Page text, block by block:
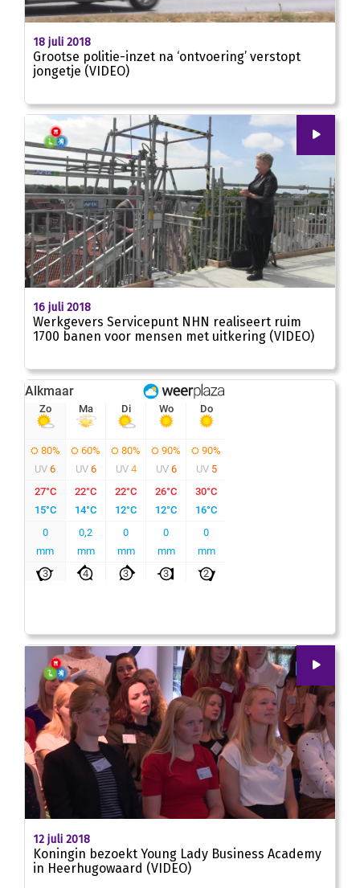
18 juli 2018
Grootse politie-inzet na ‘ontvoering’ verstopt
jongetje (VIDEO)
00
16 juli 2018
Werkgevers Servicepunt NHN realiseert ruim
1700 banen voor mensen met uitkering (VIDEO)
00:00
12 juli 2018
Koningin bezoekt Young Lady Business Academy
in Heerhugowaard (VIDEO)